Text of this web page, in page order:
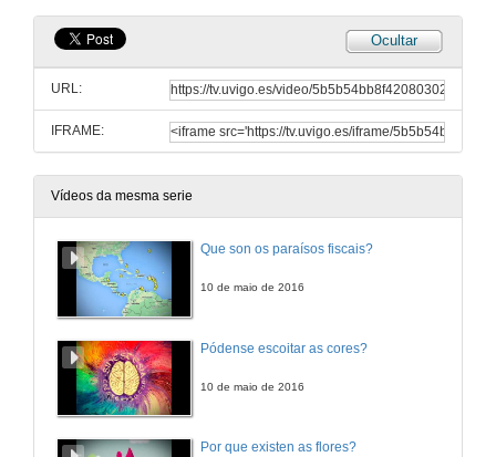
Ocultar
URL:
IFRAME:
Vídeos da mesma serie
Que son os paraísos fiscais?
10 de maio de 2016
Pódense escoitar as cores?
10 de maio de 2016
Por que existen as flores?